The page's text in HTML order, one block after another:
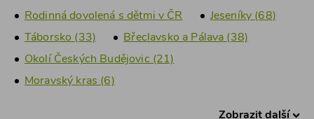
Rodinná dovolená s dětmi v ČR
Jeseníky (68)
Táborsko (33)
Břeclavsko a Pálava (38)
Okolí Českých Budějovic (21)
Moravský kras (6)
Zobrazit další